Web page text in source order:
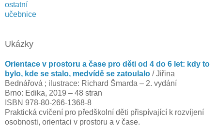
ostatní
učebnice
Ukázky
Orientace v prostoru a čase pro děti od 4 do 6 let: kdy to
bylo, kde se stalo, medvídě se zatoulalo / Jiřina
Bednářová ; ilustrace: Richard Šmarda – 2. vydání
Brno: Edika, 2019 – 48 stran
ISBN 978-80-266-1368-8
Praktická cvičení pro předškolní děti přispívající k rozvíjení
osobnosti, orientaci v prostoru a v čase.